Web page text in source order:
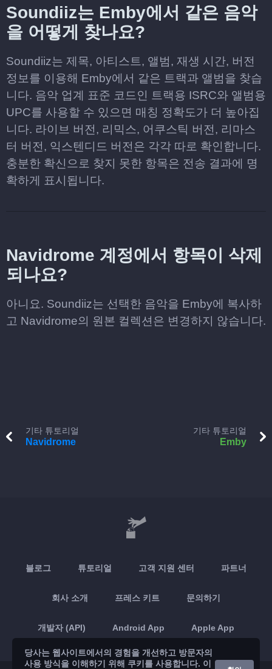
Soundiiz는 Emby에서 같은 음악
을 어떻게 찾나요?
Soundiiz는 제목, 아티스트, 앨범, 재생 시간, 버전
정보를 이용해 Emby에서 같은 트랙과 앨범을 찾습
니다. 음악 업계 표준 코드인 트랙용 ISRC와 앨범용
UPC를 사용할 수 있으면 매칭 정확도가 더 높아집
니다. 라이브 버전, 리믹스, 어쿠스틱 버전, 리마스
터 버전, 익스텐디드 버전은 각각 따로 확인합니다.
충분한 확신으로 찾지 못한 항목은 전송 결과에 명
확하게 표시됩니다.
Navidrome 계정에서 항목이 삭제
되나요?
아니요. Soundiiz는 선택한 음악을 Emby에 복사하
고 Navidrome의 원본 컬렉션은 변경하지 않습니다.
기타 튜토리얼
Navidrome
기타 튜토리얼
Emby
블로그 튜토리얼 고객 지원 센터 파트너
회사 소개 프레스 키트 문의하기
개발자 (API) Android App Apple App
당사는 웹사이트에서의 경험을 개선하고 방문자의
사용 방식을 이해하기 위해 쿠키를 사용합니다. 이